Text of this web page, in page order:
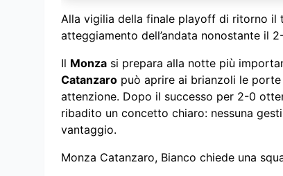
Alla vigilia della finale playoff di ritorno il
atteggiamento dell’andata nonostante il
Il Monza si prepara alla notte più
Catanzaro può aprire ai brianzoli le porte
attenzione. Dopo il successo per 2-0
ribadito un concetto chiaro: nessuna
vantaggio.
Monza Catanzaro, Bianco chiede una